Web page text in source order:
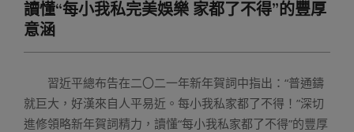
Menu讀懂“每小我私完美娛樂 家都了不得”的豐厚
意涵
習近平總布告在二〇二一年新年賀詞中指出：“普通鑄
就巨大，好漢來自人平易近。每小我私家都了不得！”深切
進修領略新年賀詞精力，讀懂“每小我私家都了不得”的豐厚